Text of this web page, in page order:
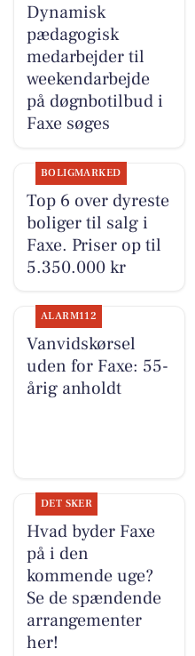
Dynamisk
pædagogisk
medarbejder til
weekendarbejde
på døgnbotilbud i
Faxe søges
BOLIGMARKED
Top 6 over dyreste
boliger til salg i
Faxe. Priser op til
5.350.000 kr
ALARM112
Vanvidskørsel
uden for Faxe: 55-
årig anholdt
DET SKER
Hvad byder Faxe
på i den
kommende uge?
Se de spændende
arrangementer
her!